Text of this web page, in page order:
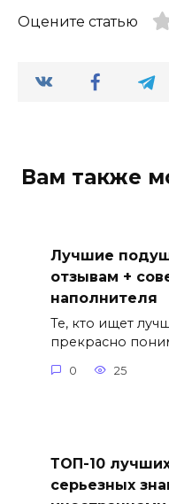
Оцените статью
Вам также
Лучшие
отзывам +
наполнителя
Те, кто ищет
прекрасно
0 25
ТОП-10
серьезных